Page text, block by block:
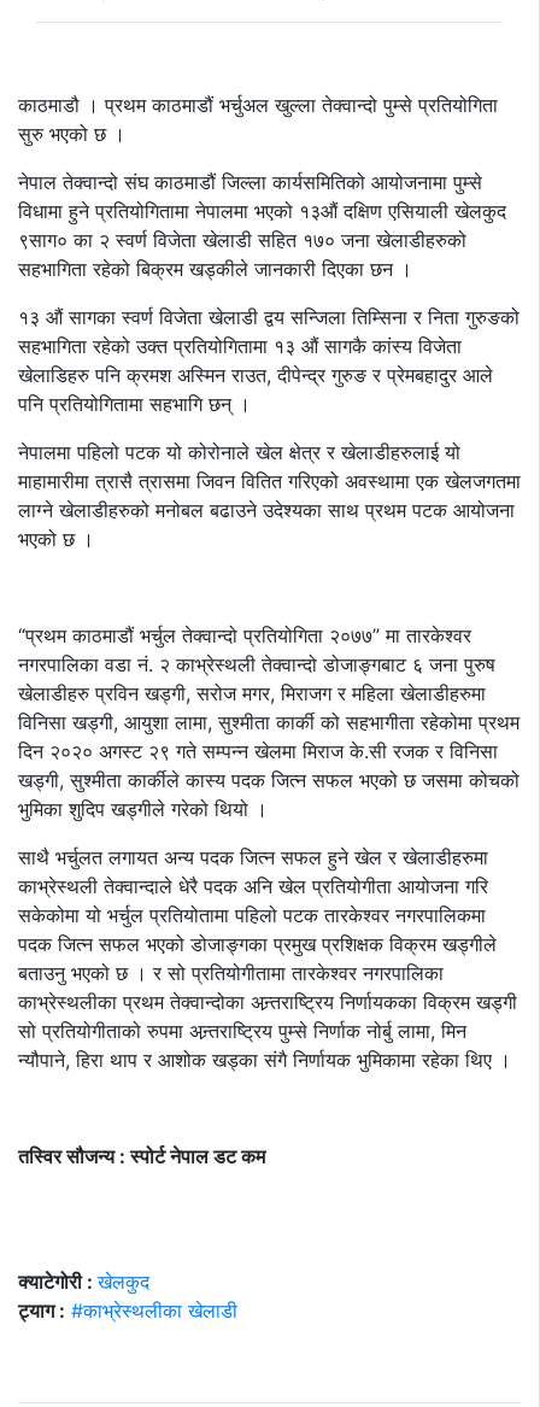
काठमाडौ । प्रथम काठमाडौं भर्चुअल खुल्ला तेक्वान्दो पुम्से प्रतियोगिता
सुरु भएको छ ।
नेपाल तेक्वान्दो संघ काठमाडौं जिल्ला कार्यसमितिको आयोजनामा पुम्से
विधामा हुने प्रतियोगितामा नेपालमा भएको १३औं दक्षिण एसियाली खेलकुद
९साग० का २ स्वर्ण विजेता खेलाडी सहित १७० जना खेलाडीहरुको
सहभागिता रहेको बिक्रम खड्कीले जानकारी दिएका छन ।
१३ औं सागका स्वर्ण विजेता खेलाडी द्वय सन्जिला तिम्सिना र निता गुरुङको
सहभागिता रहेको उक्त प्रतियोगितामा १३ औं सागकै कांस्य विजेता
खेलाडिहरु पनि क्रमश अस्मिन राउत, दीपेन्द्र गुरुङ र प्रेमबहादुर आले
पनि प्रतियोगितामा सहभागि छन् ।
नेपालमा पहिलो पटक यो कोरोनाले खेल क्षेत्र र खेलाडीहरुलाई यो
माहामारीमा त्रासै त्रासमा जिवन वितित गरिएको अवस्थामा एक खेलजगतमा
लाग्ने खेलाडीहरुको मनोबल बढाउने उदेश्यका साथ प्रथम पटक आयोजना
भएको छ ।
“प्रथम काठमाडौं भर्चुल तेक्वान्दो प्रतियोगिता २०७७” मा तारकेश्वर
नगरपालिका वडा नं. २ काभ्रेस्थली तेक्वान्दो डोजाङ्गबाट ६ जना पुरुष
खेलाडीहरु प्रविन खड्गी, सरोज मगर, मिराजग र महिला खेलाडीहरुमा
विनिसा खड्गी, आयुशा लामा, सुश्मीता कार्की को सहभागीता रहेकोमा प्रथम
दिन २०२० अगस्ट २९ गते सम्पन्न खेलमा मिराज के.सी रजक र विनिसा
खड्गी, सुश्मीता कार्कीले कास्य पदक जित्न सफल भएको छ जसमा कोचको
भुमिका शुदिप खड्गीले गरेको थियो ।
साथै भर्चुलत लगायत अन्य पदक जित्न सफल हुने खेल र खेलाडीहरुमा
काभ्रेस्थली तेक्वान्दाले धेरै पदक अनि खेल प्रतियोगीता आयोजना गरि
सकेकोमा यो भर्चुल प्रतियोतामा पहिलो पटक तारकेश्वर नगरपालिकमा
पदक जित्न सफल भएको डोजाङ्गका प्रमुख प्रशिक्षक विक्रम खड्गीले
बताउनु भएको छ । र सो प्रतियोगीतामा तारकेश्वर नगरपालिका
काभ्रेस्थलीका प्रथम तेक्वान्दोका अन्र्तराष्ट्रिय निर्णायकका विक्रम खड्गी
सो प्रतियोगीताको रुपमा अन्र्तराष्ट्रिय पुम्से निर्णाक नोर्बु लामा, मिन
न्यौपाने, हिरा थाप र आशोक खड्का संगै निर्णायक भुमिकामा रहेका थिए ।
तस्विर सौजन्य : स्पोर्ट नेपाल डट कम
क्याटेगोरी :खेलकुद
ट्याग : #काभ्रेस्थलीका खेलाडी